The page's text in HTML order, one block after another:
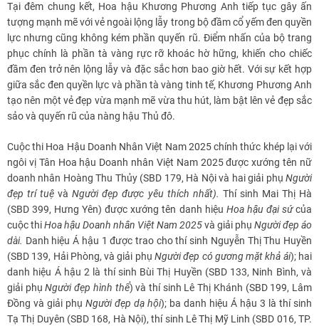
Tại đêm chung kết, Hoa hậu Khương Phương Anh tiếp tục gây ấn
tượng mạnh mẽ với vẻ ngoài lộng lẫy trong bộ đầm cổ yếm đen quyền
lực nhưng cũng không kém phần quyến rũ. Điểm nhấn của bộ trang
phục chính là phần tà vàng rực rỡ khoác hờ hững, khiến cho chiếc
đầm đen trở nên lộng lẫy và đặc sắc hơn bao giờ hết. Với sự kết hợp
giữa sắc đen quyền lực và phần tà vàng tinh tế, Khương Phương Anh
tạo nên một vẻ đẹp vừa mạnh mẽ vừa thu hút, làm bật lên vẻ đẹp sắc
sảo và quyến rũ của nàng hậu Thủ đô.
Cuộc thi Hoa Hậu Doanh Nhân Việt Nam 2025 chính thức khép lại với
ngôi vị Tân Hoa hậu Doanh nhân Việt Nam 2025 được xướng tên nữ
doanh nhân Hoàng Thu Thủy (SBD 179, Hà Nội và hai giải phụ Người
đẹp trí tuệvà Người đẹp được yêu thích nhất). Thí sinh Mai Thị Hà
(SBD 399, Hưng Yên) được xướng tên danh hiệu Hoa hậu đại sứcủa
cuộc thiHoa hậu Doanh nhân Việt Nam 2025và giải phụ Người đẹp áo
dài. Danh hiệu Á hậu 1 được trao cho thí sinh Nguyễn Thị Thu Huyền
(SBD 139, Hải Phòng, và giải phụ Người đẹp có gương mặt khả ái); hai
danh hiệu Á hậu 2 là thí sinh Bùi Thị Huyền (SBD 133, Ninh Bình, và
giải phụNgười đẹp hình thể) và thí sinh Lê Thị Khánh (SBD 199, Lâm
Đồng và giải phụ Người đẹp dạ hội); ba danh hiệu Á hậu 3 là thí sinh
Tạ Thị Duyên (SBD 168, Hà Nội), thí sinh Lê Thị Mỹ Linh (SBD 016, TP.